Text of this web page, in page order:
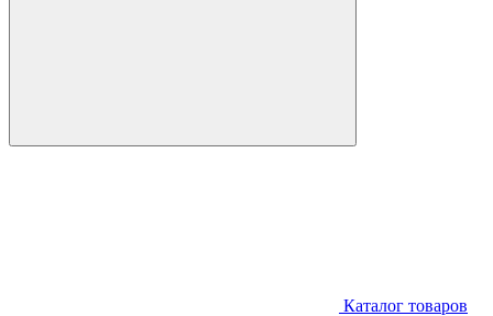
Каталог товаров